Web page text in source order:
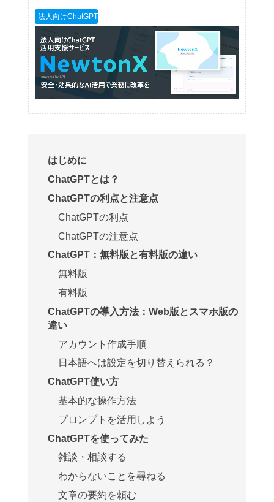
法人向けChatGPT
はじめに
ChatGPTとは？
ChatGPTの利点と注意点
ChatGPTの利点
ChatGPTの注意点
ChatGPT：無料版と有料版の違い
無料版
有料版
ChatGPTの導入方法：Web版とスマホ版の
違い
アカウント作成手順
日本語へは設定を切り替えられる？
ChatGPT使い方
基本的な操作方法
プロンプトを活用しよう
ChatGPTを使ってみた
雑談・相談する
わからないことを尋ねる
文章の要約を頼む